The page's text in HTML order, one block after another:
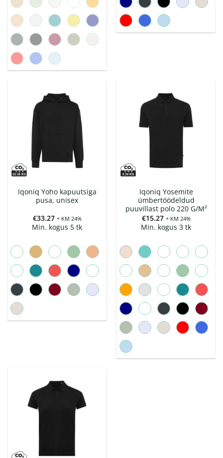
Iqoniq Yoho kapuutsiga
pusa, unisex
€33.27 + KM 24%
Min. kogus 5 tk
Iqoniq Yosemite
ümbertöödeldud
puuvillast polo 220 G/M²
€15.27 + KM 24%
Min. kogus 3 tk